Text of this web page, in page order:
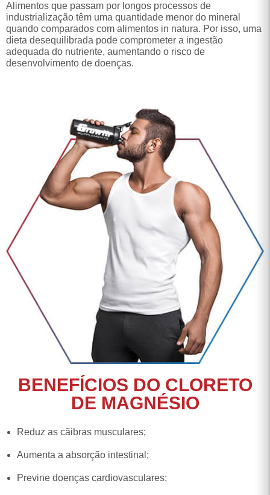
Alimentos que passam por longos processos de
industrialização têm uma quantidade menor do mineral
quando comparados com alimentos in natura. Por isso, uma
dieta desequilibrada pode comprometer a ingestão
adequada do nutriente, aumentando o risco de
desenvolvimento de doenças.
BENEFÍCIOS DO CLORETO
DE MAGNÉSIO
Reduz as cãibras musculares;
Aumenta a absorção intestinal;
Previne doenças cardiovasculares;